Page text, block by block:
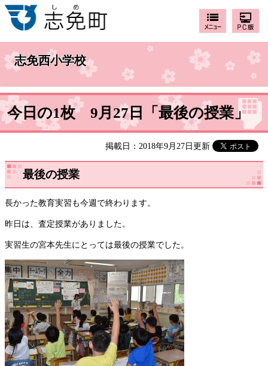
志免西小学校
今日の1枚 9月27日「最後の授業」
掲載日：2018年9月27日更新
最後の授業
長かった教育実習も今週で終わります。
昨日は、査定授業がありました。
実習生の宮本先生にとっては最後の授業でした。